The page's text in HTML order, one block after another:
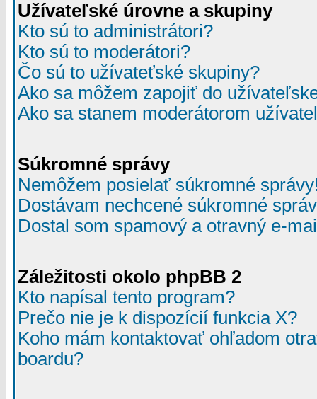
Užívateľské úrovne a skupiny
Kto sú to administrátori?
Kto sú to moderátori?
Čo sú to užívateťské skupiny?
Ako sa môžem zapojiť do
Ako sa stanem moderátorom
Súkromné správy
Nemôžem posielať súkromné
Dostávam nechcené súkromné
Dostal som spamový a otravný e-
Záležitosti okolo phpBB 2
Kto napísal tento program?
Prečo nie je k dispozícií funkcia X?
Koho mám kontaktovať ohľadom
boardu?